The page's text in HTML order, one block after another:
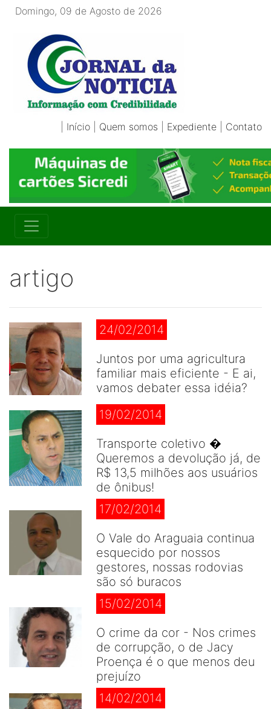
Domingo, 09 de Agosto de 2026
Início Quem somos Expediente Contato
artigo
24/02/2014
Juntos por uma agricultura
familiar mais eficiente - E ai,
vamos debater essa idéia?
19/02/2014
Transporte coletivo �
Queremos a devolução já, de
R$ 13,5 milhões aos usuários
de ônibus!
17/02/2014
O Vale do Araguaia continua
esquecido por nossos
gestores, nossas rodovias
são só buracos
15/02/2014
O crime da cor - Nos crimes
de corrupção, o de Jacy
Proença é o que menos deu
prejuízo
14/02/2014